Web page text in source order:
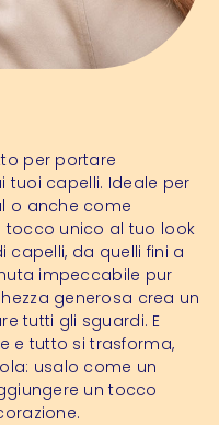
per portare
tuoi capelli. Ideale per
o anche come
unico al tuo look
da quelli fini a
impeccabile pur
generosa crea un
tutti gli sguardi. E
e tutto si trasforma,
usalo come un
un tocco